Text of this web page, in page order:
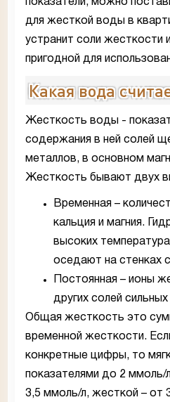
показатели, можно
для жесткой воды в
устранит соли жесткости
пригодной для
Какая вода
Жесткость воды -
содержания в ней солей
металлов, в основном
Жесткость бывают двух
Временная –
кальция и магния.
высоких
оседают на стенках
Постоянная – ионы
других солей сильных
Общая жесткость это
временной жесткости.
конкретные цифры, то
показателями до 2 ммоль/
3,5 ммоль/л, жесткой – от